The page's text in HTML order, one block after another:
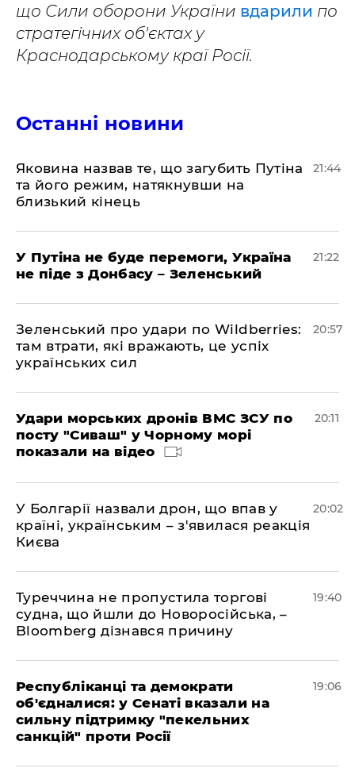
що Сили оборони України вдарили по
стратегічних об'єктах у
Краснодарському краї Росії.
Останні новини
Яковина назвав те, що загубить Путіна
та його режим, натякнувши на
близький кінець
21:44
У Путіна не буде перемоги, Україна
не піде з Донбасу – Зеленський
21:22
Зеленський про удари по Wildberries:
там втрати, які вражають, це успіх
українських сил
20:57
Удари морських дронів ВМС ЗСУ по
посту "Сиваш" у Чорному морі
показали на відео
20:11
У Болгарії назвали дрон, що впав у
країні, українським – з'явилася реакція
Києва
20:02
Туреччина не пропустила торгові
судна, що йшли до Новоросійська, –
Bloomberg дізнався причину
19:40
Республіканці та демократи
об'єдналися: у Сенаті вказали на
сильну підтримку "пекельних
санкцій" проти Росії
19:06